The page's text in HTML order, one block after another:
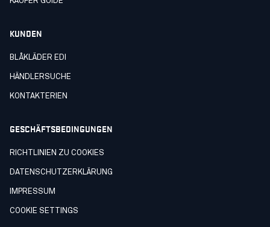
KUNDEN
BLÅKLÄDER EDI
HÄNDLERSUCHE
KONTAKTERIEN
GESCHÄFTSBEDINGUNGEN
RICHTLINIEN ZU COOKIES
DATENSCHUTZERKLÄRUNG
IMPRESSUM
COOKIE SETTINGS